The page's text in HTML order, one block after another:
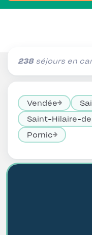
238séjours en
Vendée
Saint-Hilaire-
Pornic